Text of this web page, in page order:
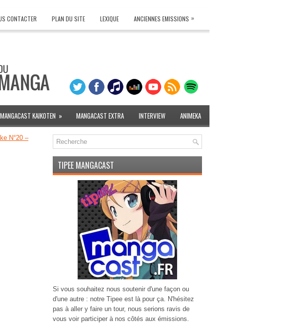
CONTACTER PLAN DU SITE LEXIQUE ANCIENNES EMISSIONS »
MANGACAST KAIKOTEN » MANGACAST EXTRA INTERVIEW ANIMEKA
N°20 –
TIPEE MANGACAST
Si vous souhaitez nous soutenir d'une façon ou
d'une autre : notre Tipee est là pour ça. N'hésitez
pas à aller y faire un tour, nous serions ravis de
vous voir participer à nos côtés aux émissions.